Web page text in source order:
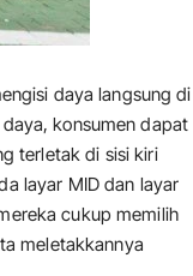
daya langsung di
konsumen dapat
terletak di sisi kiri
layar MID dan layar
cukup memilih
meletakkannya